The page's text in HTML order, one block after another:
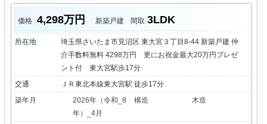
価格 4,298万円 新築戸建 間取 3LDK
所在地
埼玉県さいたま市見沼区 東大宮３丁目8-44 新築戸建 仲
介手数料無料 4298万円 更にお祝金最大20万円プレゼ
ント付 東大宮駅歩17分
交通
ＪＲ東北本線東大宮駅 徒歩17分
築年月
2026年（令和_8
年）_4月
構造 木造